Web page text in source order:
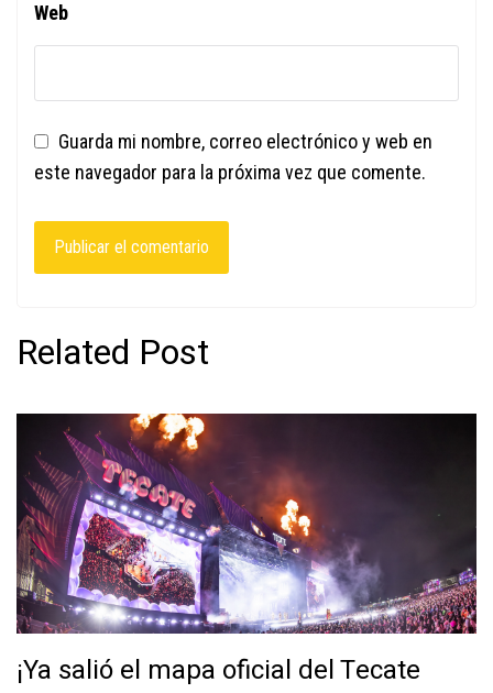
Web
Guarda mi nombre, correo electrónico y web en
este navegador para la próxima vez que comente.
Related Post
¡Ya salió el mapa oficial del Tecate